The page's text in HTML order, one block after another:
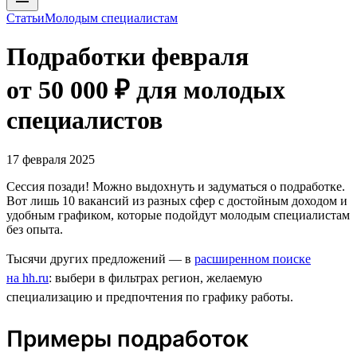
СтатьиМолодым специалистам
Подработки февраля
от 50 000 ₽ для молодых
специалистов
17 февраля 2025
Сессия позади! Можно выдохнуть и задуматься о подработке.
Вот лишь 10 вакансий из разных сфер с достойным доходом и
удобным графиком, которые подойдут молодым специалистам
без опыта.
Тысячи других предложений — в расширенном поиске
на hh.ru: выбери в фильтрах регион, желаемую
специализацию и предпочтения по графику работы.
Примеры подработок